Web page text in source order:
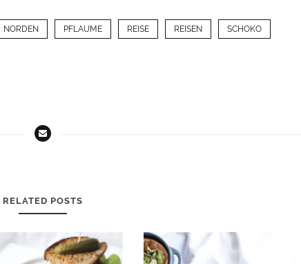
NORDEN PFLAUME REISE REISEN SCHOKO
RELATED POSTS